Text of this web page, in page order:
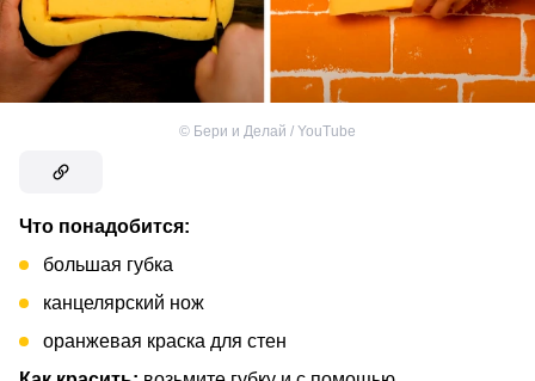
© Бери и Делай / YouTube
Что понадобится:
большая губка
канцелярский нож
оранжевая краска для стен